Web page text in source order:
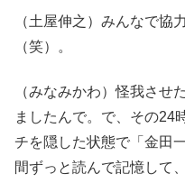
（土屋伸之）みんなで
（笑）。
（みなみかわ）怪我させ
ましたんで。で、その
チを隠した状態で「金田
間ずっと読んで記憶して